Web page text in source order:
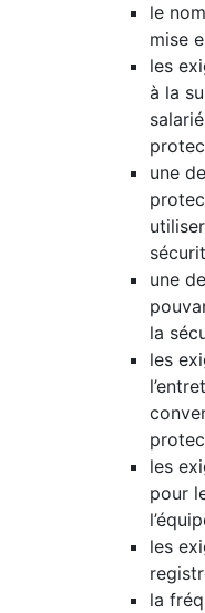
le
mise
les
à la
une
une
la
les
les
pour
les
la